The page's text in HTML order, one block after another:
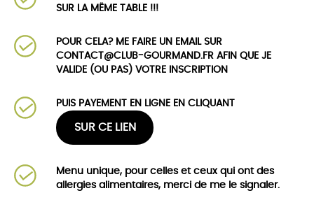
SUR LA MËME TABLE !!!
POUR CELA? ME FAIRE UN EMAIL SUR
CONTACT@CLUB-GOURMAND.FR AFIN QUE JE
VALIDE (OU PAS) VOTRE INSCRIPTION
PUIS PAYEMENT EN LIGNE EN CLIQUANT
SUR CE LIEN
Menu unique, pour celles et ceux qui ont des
allergies alimentaires, merci de me le signaler.